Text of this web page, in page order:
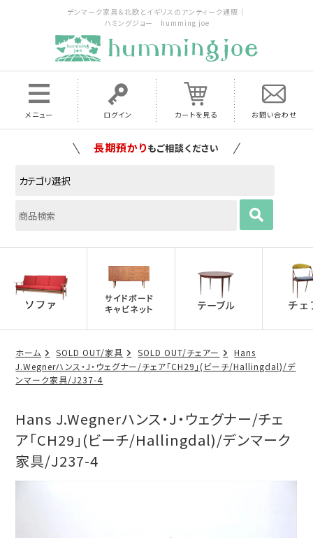
デンマーク家具＆北欧とイギリスのアンティーク通販｜
ハミングジョー humming joe
メニュー ログイン カートを見る お問い合わせ
家具の配送料は全国当店で負担いたします
ホーム SOLD OUT/家具 SOLD OUT/チェアー
Hans
J.Wegnerハンス・J・ウェグナー/チェア「CH29」(ビーチ/Hallingdal)/デ
ンマーク家具/J237-4
Hans J.Wegnerハンス・J・ウェグナー/チェ
ア「CH29」(ビーチ/Hallingdal)/デンマーク
家具/J237-4